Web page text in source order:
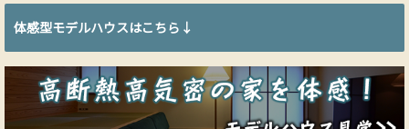
体感型モデルハウスはこちら↓